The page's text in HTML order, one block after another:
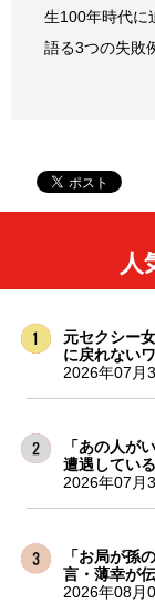
生100年時代に
語る3つの失敗
人
元セクシー
に戻れない
2026年07月
「あの人が
遭遇してい
2026年07月
「お局が孫
言・薄幸が
2026年08月